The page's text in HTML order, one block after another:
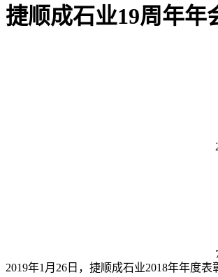
捷顺成石业19周年年
2019年1月26日，捷顺成石业2018年年度表